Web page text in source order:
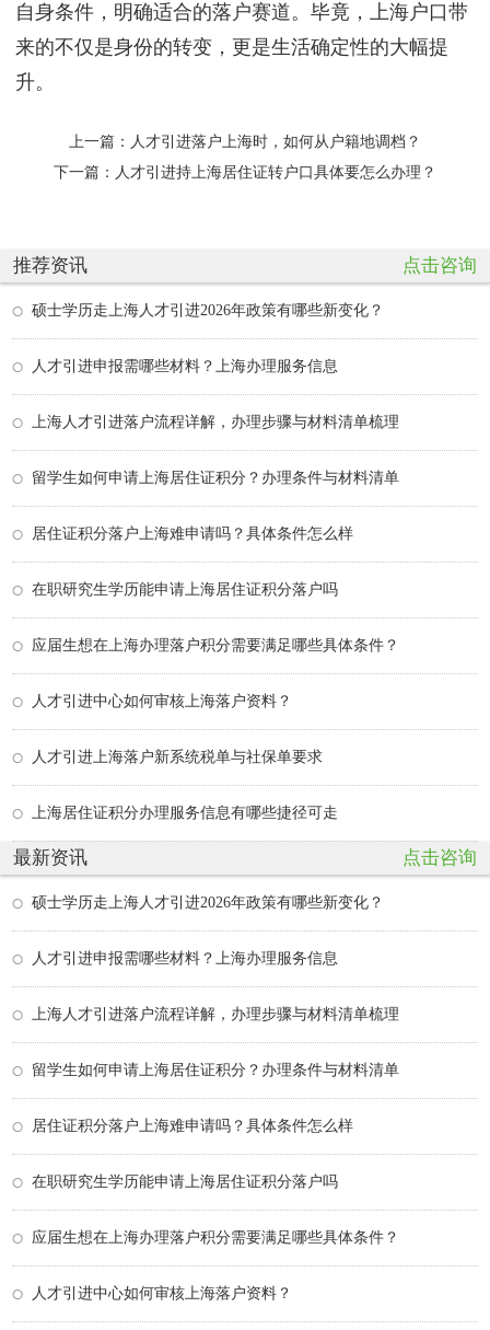
自身条件，明确适合的落户赛道。毕竟，上海户口带
来的不仅是身份的转变，更是生活确定性的大幅提
升。
上一篇： 人才引进落户上海时，如何从户籍地调档？
下一篇： 人才引进持上海居住证转户口具体要怎么办理？
推荐资讯 点击咨询
硕士学历走上海人才引进2026年政策有哪些新变化？
人才引进申报需哪些材料？上海办理服务信息
上海人才引进落户流程详解，办理步骤与材料清单梳理
留学生如何申请上海居住证积分？办理条件与材料清单
居住证积分落户上海难申请吗？具体条件怎么样
在职研究生学历能申请上海居住证积分落户吗
应届生想在上海办理落户积分需要满足哪些具体条件？
人才引进中心如何审核上海落户资料？
人才引进上海落户新系统税单与社保单要求
上海居住证积分办理服务信息有哪些捷径可走
最新资讯 点击咨询
硕士学历走上海人才引进2026年政策有哪些新变化？
人才引进申报需哪些材料？上海办理服务信息
上海人才引进落户流程详解，办理步骤与材料清单梳理
留学生如何申请上海居住证积分？办理条件与材料清单
居住证积分落户上海难申请吗？具体条件怎么样
在职研究生学历能申请上海居住证积分落户吗
应届生想在上海办理落户积分需要满足哪些具体条件？
人才引进中心如何审核上海落户资料？